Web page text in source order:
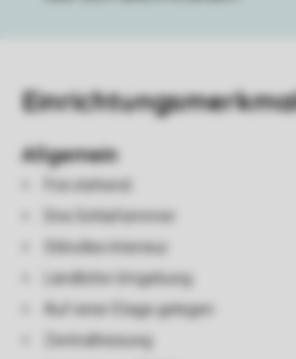
Allgemein
Frei stehend
Drei Schlafzimmer
Stilvolles Interieur
Ländliche Umgebung
Auf einer Etage gelegen
Zentralheizung